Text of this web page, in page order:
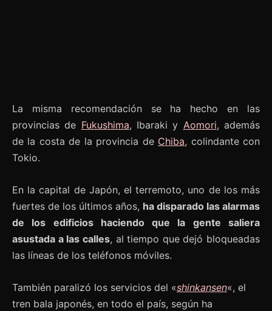
La misma recomendación se ha hecho en las
provincias de Fukushima, Ibaraki y Aomori, además
de la costa de la provincia de Chiba, colindante con
Tokio.
En la capital de Japón, el terremoto, uno de los más
fuertes de los últimos años, ha disparado las alarmas
de los edificios haciendo que la gente saliera
asustada a las calles, al tiempo que dejó bloqueadas
las líneas de los teléfonos móviles.
También paralizó los servicios del «shinkansen«, el
tren bala japonés, en todo el país, según ha